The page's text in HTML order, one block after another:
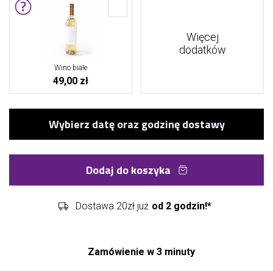
Wino białe
49,00 zł
Więcej
dodatków
Dodaj do koszyka
Dostawa 20zł już od 2 godzin!*
Zamówienie w 3 minuty